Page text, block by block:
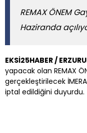
REMAX ÖNEM
Haziranda
EKSİ25HABER /
yapacak olan REMAX
gerçekleştirilecek
iptal edildiğini duyurdu.